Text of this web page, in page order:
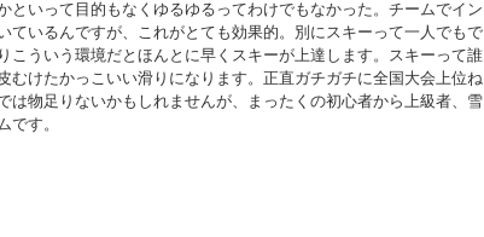
といって目的もなくゆるゆるってわけでもなかった。チームでイン
ているんですが、これがとても効果的。別にスキーって一人でもで
こういう環境だとほんとに早くスキーが上達します。スキーって誰
むけたかっこいい滑りになります。正直ガチガチに全国大会上位ね
は物足りないかもしれませんが、まったくの初心者から上級者、雪
です。